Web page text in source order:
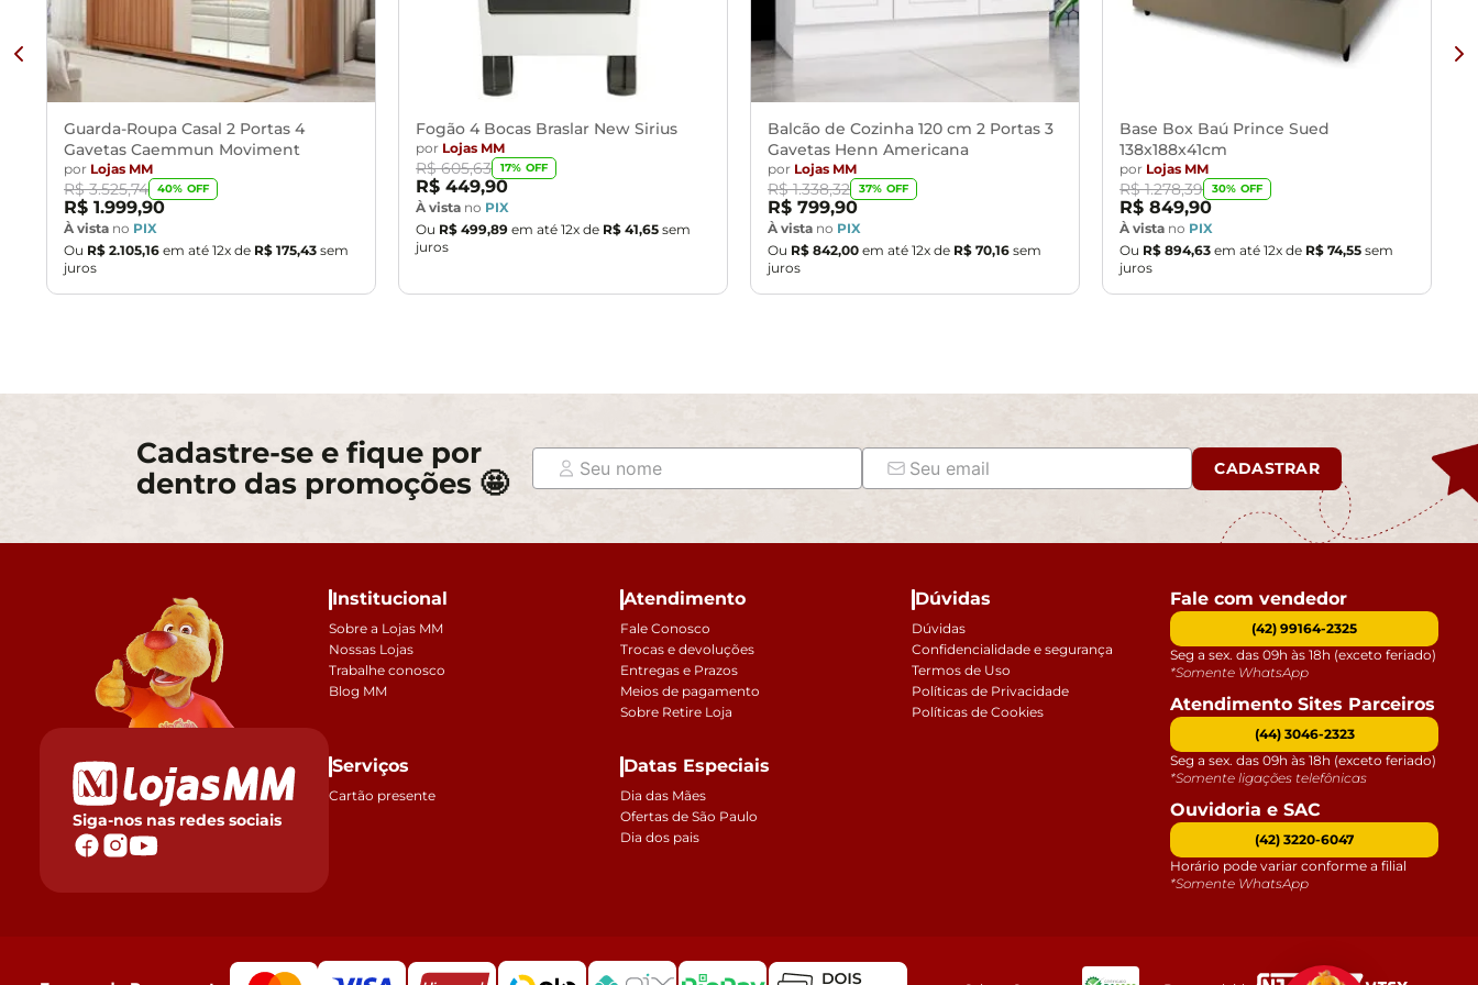
Guarda-Roupa Casal 2 Portas 4
Gavetas Caemmun Moviment
por Lojas MM
R$ 3.525,74 40% OFF
R$ 1.999,90
À vista no PIX
Ou R$ 2.105,16 em até 12x de R$ 175,43 sem
juros
Fogão 4 Bocas Braslar New Sirius
por Lojas MM
R$ 605,63 17% OFF
R$ 449,90
À vista no PIX
Ou R$ 499,89 em até 12x de R$ 41,65 sem
juros
Balcão de Cozinha 120 cm 2 Portas 3
Gavetas Henn Americana
por Lojas MM
R$ 1.338,32 37% OFF
R$ 799,90
À vista no PIX
Ou R$ 842,00 em até 12x de R$ 70,16 sem
juros
Base Box Baú Prince Sued
138x188x41cm
por Lojas MM
R$ 1.278,39 30% OFF
R$ 849,90
À vista no PIX
Ou R$ 894,63 em até 12x de R$ 74,55 sem
juros
Cadastre-se e fique por
dentro das promoções 🤩
CADASTRAR
Siga-nos nas redes sociais
Institucional
Sobre a Lojas MM
Nossas Lojas
Trabalhe conosco
Blog MM
Atendimento
Fale Conosco
Trocas e devoluções
Entregas e Prazos
Meios de pagamento
Sobre Retire Loja
Dúvidas
Dúvidas
Confidencialidade e segurança
Termos de Uso
Políticas de Privacidade
Políticas de Cookies
Serviços
Cartão presente
Datas Especiais
Dia das Mães
Ofertas de São Paulo
Dia dos pais
Fale com vendedor
(42) 99164-2325
Seg a sex. das 09h às 18h (exceto feriado)
*Somente WhatsApp
Atendimento Sites Parceiros
(44) 3046-2323
Seg a sex. das 09h às 18h (exceto feriado)
*Somente ligações telefônicas
Ouvidoria e SAC
(42) 3220-6047
Horário pode variar conforme a filial
*Somente WhatsApp